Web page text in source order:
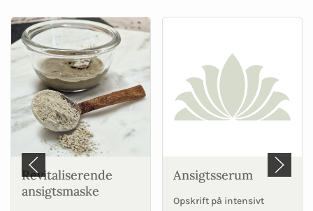
Revitaliserende
ansigtsmaske
Ansigtsserum
Opskrift på intensivt